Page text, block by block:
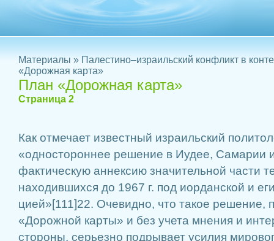
Материалы » Палестино–израильский конфликт в
«Дорожная карта»
План «Дорожная карта»
Страница 2
Как отмечает извест­ный израильский
«одностороннее реше­ние в Иудее, Самарии
фак­тическую аннексию зна­чительной части
находившихся до 1967 г. под иорданской и
цией»[111]22. Очевидно, что такое решение,
«Дорожной карты» и без учета мне­ния и
стороны, серь­езно подрывает усилия